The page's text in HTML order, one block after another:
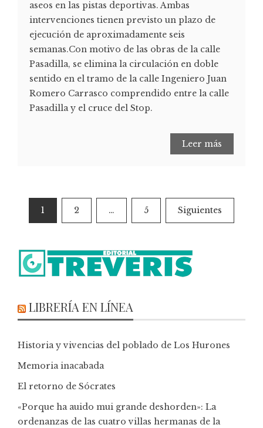
aseos en las pistas deportivas. Ambas
intervenciones tienen previsto un plazo de
ejecución de aproximadamente seis
semanas.Con motivo de las obras de la calle
Pasadilla, se elimina la circulación en doble
sentido en el tramo de la calle Ingeniero Juan
Romero Carrasco comprendido entre la calle
Pasadilla y el cruce del Stop.
Leer más
1 2 … 5 Siguientes
LIBRERÍA EN LÍNEA
Historia y vivencias del poblado de Los Hurones
Memoria inacabada
El retorno de Sócrates
«Porque ha auido mui grande deshorden»: La
ordenanzas de las cuatro villas hermanas de la